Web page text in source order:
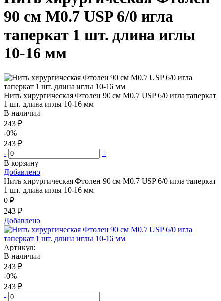
90 см М0.7 USP 6/0 игла
таперкат 1 шт. длина иглы
10-16 мм
Нить хирургическая Фтолен 90 см М0.7 USP 6/0 игла таперкат
1 шт. длина иглы 10-16 мм
В наличии
243 ₽
-0%
243 ₽
-
+
В корзину
Добавлено
Нить хирургическая Фтолен 90 см М0.7 USP 6/0 игла таперкат
1 шт. длина иглы 10-16 мм
0 ₽
243 ₽
Добавлено
Артикул:
В наличии
243 ₽
-0%
243 ₽
-